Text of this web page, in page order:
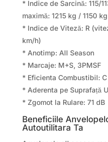
* Indice de Sarcină: 115/
maximă: 1215 kg / 1150
* Indice de Viteză: R
km/h)
* Anotimp: All Season
* Marcaje: M+S, 3PMSF
* Eficienta Combustibil: C
* Aderenta pe Suprafață
* Zgomot la Rulare: 71 dB
Beneficiile
Autoutilitara Ta